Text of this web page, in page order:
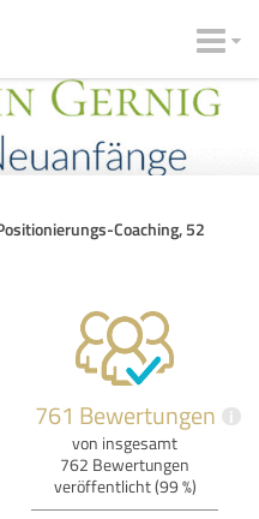
Coaching, 52
761 Bewertungen i
von insgesamt
762 Bewertungen
veröffentlicht (99 %)